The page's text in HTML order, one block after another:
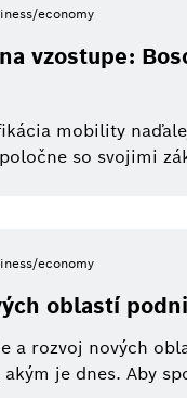
economy
vzostupe:
mobility
so svojimi
economy
oblastí
a rozvoj nových
je dnes. Aby